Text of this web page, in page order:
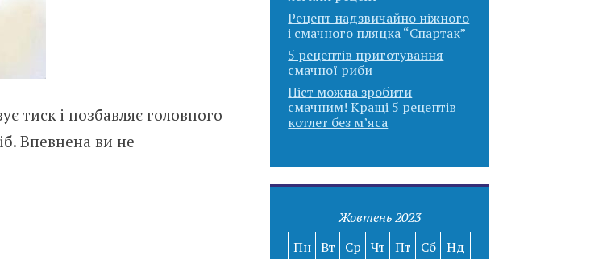
тиск і позбавляє головного
Впевнена ви не
Рецепт надзвичайно ніжного
і смачного пляцка “Спартак”
5 рецептів приготування
смачної риби
Піст можна зробити
смачним! Кращі 5 рецептів
котлет без м’яса
Жовтень 2023
Пн Вт Ср Чт Пт Сб Нд